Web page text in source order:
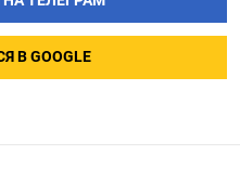
В GOOGLE